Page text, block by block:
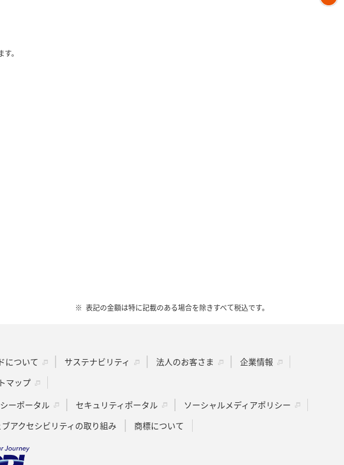
。
表記の金額は特に記載のある場合を除きすべて税込です。
について サステナビリティ 法人のお客さま
企業情報
マップ
ーポータル セキュリティポータル
ソーシャルメディアポリシー
ブアクセシビリティの取り組み 商標について